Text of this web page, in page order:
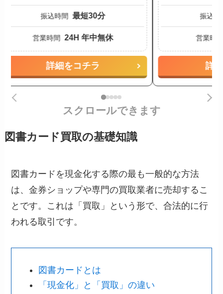
振込時間 最短30分
営業時間 24H 年中無休
詳細をコチラ
振込時
営業時
詳
スクロールできます
図書カード買取の基礎知識
図書カードを現金化する際の最も一般的な方法
は、金券ショップや専門の買取業者に売却するこ
とです。これは「買取」という形で、合法的に行
われる取引です。
図書カードとは
「現金化」と「買取」の違い